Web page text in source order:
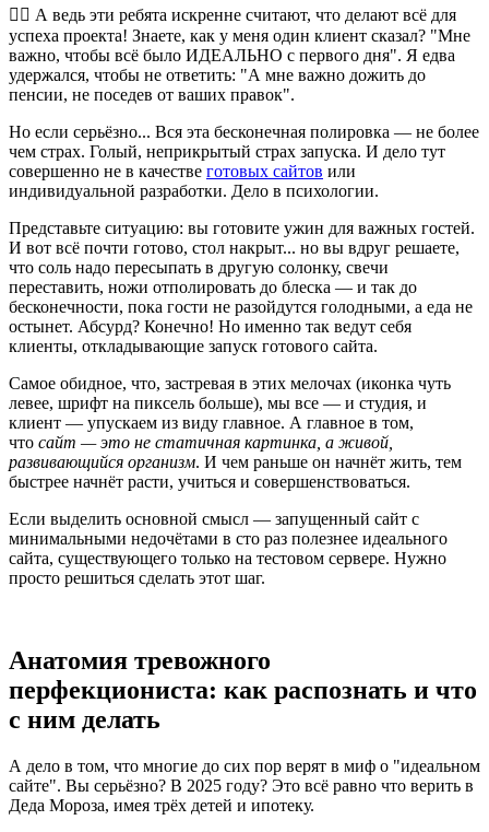
🤦‍♂️ А ведь эти ребята искренне считают, что делают всё для
успеха проекта! Знаете, как у меня один клиент сказал? "Мне
важно, чтобы всё было ИДЕАЛЬНО с первого дня". Я едва
удержался, чтобы не ответить: "А мне важно дожить до
пенсии, не поседев от ваших правок".
Но если серьёзно... Вся эта бесконечная полировка — не более
чем страх. Голый, неприкрытый страх запуска. И дело тут
совершенно не в качестве готовых сайтов или
индивидуальной разработки. Дело в психологии.
Представьте ситуацию: вы готовите ужин для важных гостей.
И вот всё почти готово, стол накрыт... но вы вдруг решаете,
что соль надо пересыпать в другую солонку, свечи
переставить, ножи отполировать до блеска — и так до
бесконечности, пока гости не разойдутся голодными, а еда не
остынет. Абсурд? Конечно! Но именно так ведут себя
клиенты, откладывающие запуск готового сайта.
Самое обидное, что, застревая в этих мелочах (иконка чуть
левее, шрифт на пиксель больше), мы все — и студия, и
клиент — упускаем из виду главное. А главное в том,
что сайт — это не статичная картинка, а живой,
развивающийся организм. И чем раньше он начнёт жить, тем
быстрее начнёт расти, учиться и совершенствоваться.
Если выделить основной смысл — запущенный сайт с
минимальными недочётами в сто раз полезнее идеального
сайта, существующего только на тестовом сервере. Нужно
просто решиться сделать этот шаг.
Анатомия тревожного
перфекциониста: как распознать и что
с ним делать
А дело в том, что многие до сих пор верят в миф о "идеальном
сайте". Вы серьёзно? В 2025 году? Это всё равно что верить в
Деда Мороза, имея трёх детей и ипотеку.